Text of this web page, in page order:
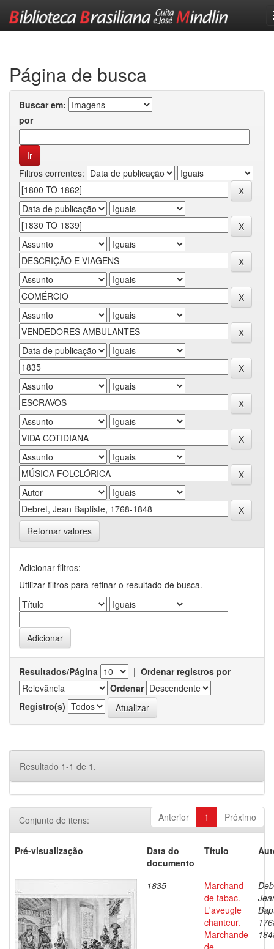
Página de busca
Buscar em:
por
Filtros correntes:
Retornar valores
Adicionar filtros:
Utilizar filtros para refinar o resultado de busca.
Resultados/Página | Ordenar registros por
Ordenar
Registro(s)
Resultado 1-1 de 1.
Anterior 1 Próximo
Conjunto de itens:
Pré-visualização
Data do
documento
Título
1835
Marchand
de tabac.
L'aveugle
chanteur.
Marchande
de